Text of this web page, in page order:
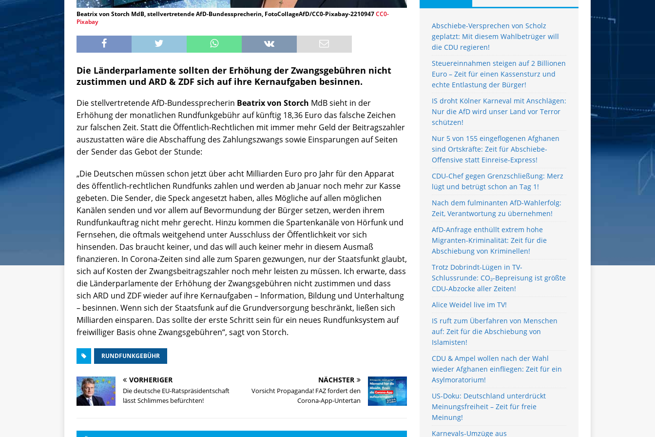
Beatrix von Storch MdB, stellvertretende AfD-Bundessprecherin, FotoCollageAfD/CC0-Pixabay-2210947CC0-
Pixabay
Die Länderparlamente sollten der Erhöhung der Zwangsgebühren nicht
zustimmen und ARD & ZDF sich auf ihre Kernaufgaben besinnen.
Die stellvertretende AfD-Bundessprecherin Beatrix von Storch MdB sieht in der
Erhöhung der monatlichen Rundfunkgebühr auf künftig 18,36 Euro das falsche Zeichen
zur falschen Zeit. Statt die Öffentlich-Rechtlichen mit immer mehr Geld der Beitragszahler
auszustatten wäre die Abschaffung des Zahlungszwangs sowie Einsparungen auf Seiten
der Sender das Gebot der Stunde:
„Die Deutschen müssen schon jetzt über acht Milliarden Euro pro Jahr für den Apparat
des öffentlich-rechtlichen Rundfunks zahlen und werden ab Januar noch mehr zur Kasse
gebeten. Die Sender, die Speck angesetzt haben, alles Mögliche auf allen möglichen
Kanälen senden und vor allem auf Bevormundung der Bürger setzen, werden ihrem
Rundfunkauftrag nicht mehr gerecht. Hinzu kommen die Spartenkanäle von Hörfunk und
Fernsehen, die oftmals weitgehend unter Ausschluss der Öffentlichkeit vor sich
hinsenden. Das braucht keiner, und das will auch keiner mehr in diesem Ausmaß
finanzieren. In Corona-Zeiten sind alle zum Sparen gezwungen, nur der Staatsfunkt glaubt,
sich auf Kosten der Zwangsbeitragszahler noch mehr leisten zu müssen. Ich erwarte, dass
die Länderparlamente der Erhöhung der Zwangsgebühren nicht zustimmen und dass
sich ARD und ZDF wieder auf ihre Kernaufgaben – Information, Bildung und Unterhaltung
– besinnen. Wenn sich der Staatsfunk auf die Grundversorgung beschränkt, ließen sich
Milliarden einsparen. Das sollte der erste Schritt sein für ein neues Rundfunksystem auf
freiwilliger Basis ohne Zwangsgebühren“, sagt von Storch.
RUNDFUNKGEBÜHR
VORHERIGER
Die deutsche EU-Ratspräsidentschaft
lässt Schlimmes befürchten!
NÄCHSTER
Vorsicht Propaganda! FAZ fordert den
Corona-App-Untertan
Abschiebe-Versprechen von Scholz
geplatzt: Mit diesem Wahlbetrüger will
die CDU regieren!
Steuereinnahmen steigen auf 2 Billionen
Euro – Zeit für einen Kassensturz und
echte Entlastung der Bürger!
IS droht Kölner Karneval mit Anschlägen:
Nur die AfD wird unser Land vor Terror
schützen!
Nur 5 von 155 eingeflogenen Afghanen
sind Ortskräfte: Zeit für Abschiebe-
Offensive statt Einreise-Express!
CDU-Chef gegen Grenzschließung: Merz
lügt und betrügt schon an Tag 1!
Nach dem fulminanten AfD-Wahlerfolg:
Zeit, Verantwortung zu übernehmen!
AfD-Anfrage enthüllt extrem hohe
Migranten-Kriminalität: Zeit für die
Abschiebung von Kriminellen!
Trotz Dobrindt-Lügen in TV-
Schlussrunde: CO₂-Bepreisung ist größte
CDU-Abzocke aller Zeiten!
Alice Weidel live im TV!
IS ruft zum Überfahren von Menschen
auf: Zeit für die Abschiebung von
Islamisten!
CDU & Ampel wollen nach der Wahl
wieder Afghanen einfliegen: Zeit für ein
Asylmoratorium!
US-Doku: Deutschland unterdrückt
Meinungsfreiheit – Zeit für freie
Meinung!
Karnevals-Umzüge aus